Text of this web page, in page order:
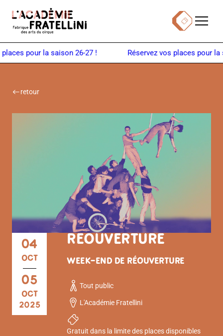
Billetterie
Menu
pour la saison 26-27 !
retour
04
OCT
05
OCT
2025
RÉOUVERTURE
WEEK-END DE RÉOUVERTURE
Tout public
L'Académie Fratellini
Gratuit dans la limite des places disponibles
Panneau de gestion des cookies